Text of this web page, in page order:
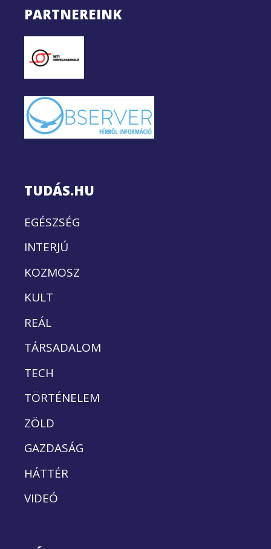
PARTNEREINK
TUDÁS.HU
EGÉSZSÉG
INTERJÚ
KOZMOSZ
KULT
REÁL
TÁRSADALOM
TECH
TÖRTÉNELEM
ZÖLD
GAZDASÁG
HÁTTÉR
VIDEÓ